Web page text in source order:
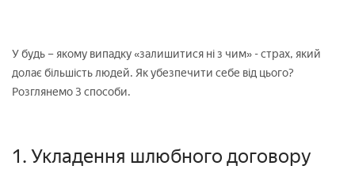
У будь – якому випадку «залишитися ні з чим» - страх, який
долає більшість людей. Як убезпечити себе від цього?
Розглянемо 3 способи.
1. Укладення шлюбного договору